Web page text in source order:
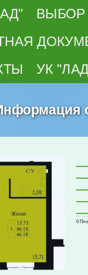
ВЫБОР
УК
0